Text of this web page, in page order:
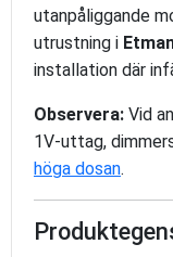
utanpåliggande
utrustning i
installation där
Observera: Vid
1V-uttag,
höga dosan.